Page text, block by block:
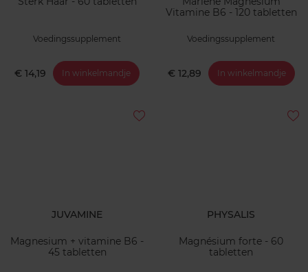
Voedingssupplement
€ 14,19 In winkelmandje
Vitamine B6 - 120 tabletten
Voedingssupplement
€ 12,89 In winkelmandje
JUVAMINE
Magnesium + vitamine B6 -
45 tabletten
PHYSALIS
Magnésium forte - 60
tabletten